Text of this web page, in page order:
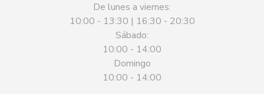
De lunes a viernes:
10:00 - 13:30 | 16:30 - 20:30
Sábado:
10:00 - 14:00
Domingo
10:00 - 14:00